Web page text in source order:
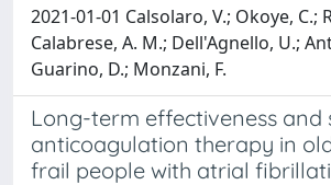
2021-01-01 Calsolaro, V.; Okoye, C.;
Calabrese, A. M.; Dell'Agnello, U.;
Guarino, D.; Monzani, F.
Long-term effectiveness and
anticoagulation therapy in
frail people with atrial